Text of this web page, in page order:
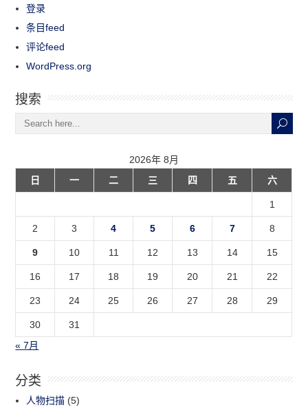
登录
条目feed
评论feed
WordPress.org
搜索
2026年 8月
日
一 二 三 四 五 六
1
2 3 4 5 6 7 8
9 10 11 12 13 14 15
16 17 18 19 20 21 22
23 24 25 26 27 28 29
30
31
« 7月
分类
人物扫描 (5)